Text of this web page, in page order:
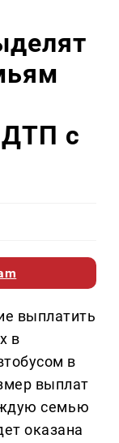
с
выплатить
в
в
выплат
семью
оказана